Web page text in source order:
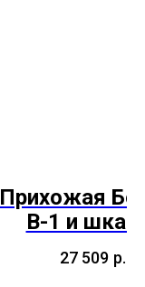
Прихожая
В-1 и шкаф
27 509 р.